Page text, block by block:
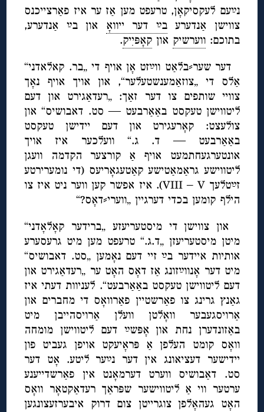
נײַעם לעקסיקאָן, טרעפט מען אַז ער איז פאַרצייכנס
צווישן אַנדערעבײַ דער ייוואָ און בײַ אַנדערע,
בתוכם:ווערשיק אוןקאָפּיִיק.
דער שער⸗בלאַט ווײַזט אָן אויף די „בר. קאלאדני“
אַלס די „צוזאַמענשטעלער“, און אויך אויף נאָך
צוויי שותפים צו דער זאַך: „רעדאַגירט און דעם
ליטווישן טעקסט באַאַרבעט — סט. דאבושיס“ און
צולעצט: קאָרעגירט און דעם יידישן טעקסט
באַאַרבעט — ד. ג.“ וועלכער איז אויך
אונטערגעחתמעט אויף אַ קורצער הקדמה וועגן
ליטווישע גראַמאַטישע קאַטעגאָריעס (די נומערירטע
זײַטלעך VIII – V). איז אפשר קען ווער ניט איז צו
הילף קומען בכדי דערגיין „ווערי⸗דאָס?“
און צווישן די מיסטעריעזע „ברידער קאָלאָדני“
מיטן מיסטעריעזן „ד.ג.“ טרעפט מען מיט גרעסערע
אותיות איידער בײַ זיי דעם נאָמען „סט. דאבושיס“
מיט דער אָנווײַזונג אַז דאָס האָט ער „רעדאַגירט און
דעם ליטווישן טעקסט באַאַרבעט“. לעניוות דעתי איז
גאַנץ גרינג צו פאַרשטיין פאַרוואָס די מחברים און
אַרויסגעבער וואָלטן וועלן אַרויסהייבן מיט
באַזונדערן נחת און אָפּשײַ דעם ליטווישן מומחה
וואָס קומט העלפן אַ פּראָיעקט אויפן געביט פון
יידישער דעציאונג אין דער נײַער ליטע. אָט דער
סט. דאַבושיס ווערט דערמאָנט אין פאַרשדייענע
ערטער ווי אַ ליטווישער שפּראַך רעדאַקטאָר וואָס
האָט געהאָלפן צוגרייטן צום דרוק איבערזעצונגען